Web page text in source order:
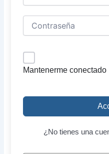
Mantenerme conectado
¿No tienes una